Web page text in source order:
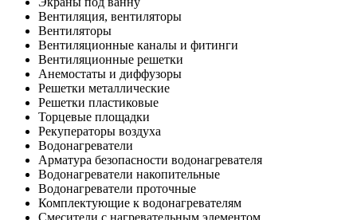
Вентиляция, вентиляторы
Вентиляторы
Вентиляционные каналы и фитинги
Вентиляционные решетки
Анемостаты и диффузоры
Решетки металлические
Решетки пластиковые
Торцевые площадки
Рекуператоры воздуха
Водонагреватели
Арматура безопасности водонагревателя
Водонагреватели накопительные
Водонагреватели проточные
Комплектующие к водонагревателям
Смесители с нагревательным элементом